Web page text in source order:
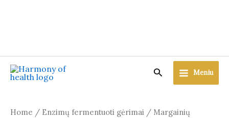
content
Search Meniu
Home / Enzimų fermentuoti gėrimai / Margainių